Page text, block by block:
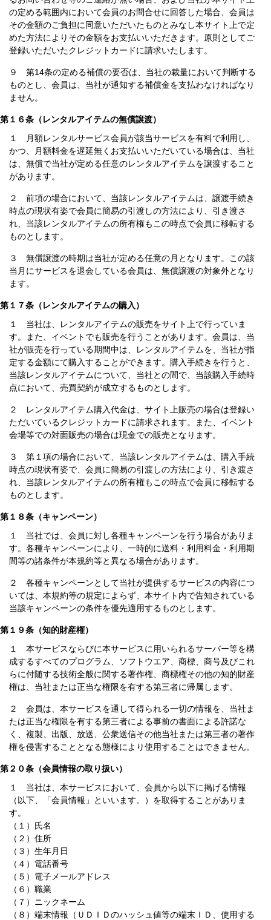
の定める範囲内において会員のお問合せに回答した場合、会員は
その金額のご負担に同意いただいたものとみなし本サイト上で定
めた方法によりその金額をお支払いいただきます。原則としてご
登録いただいたクレジットカードに請求いたします。
９ 第14条の定める補償の要否は、当社の裁量において判断する
ものとし、会員は、当社が通知する補償金を支払わなければなり
ません。
第１６条（レンタルアイテムの無償譲渡）
１ 月額レンタルサービス会員が該当サービスを有料で利用し、
かつ、月額料金を遅延無くお支払いいただいている場合は、当社
は、無償で当社が定める任意のレンタルアイテムを譲渡すること
があります。
２ 前項の場合において、当該レンタルアイテムは、譲渡手続き
時点の現状有姿で会員に簡易の引渡しの方法により、引き渡さ
れ、当該レンタルアイテムの所有権もこの時点で会員に移転する
ものとします。
３ 無償譲渡の時期は当社が定める任意の月となります。この該
当月にサービスを退会している会員は、無償譲渡の対象外となり
ます。
第１７条（レンタルアイテムの購入）
１ 当社は、レンタルアイテムの販売をサイト上で行っていま
す。また、イベントでも販売を行うことがあります。会員は、当
社が販売を行っている期間中は、レンタルアイテムを、当社が指
定する金額にて購入することができます。購入手続きを行うと、
当該レンタルアイテムについて、当社との間で、当該購入手続時
点において、売買契約が成立するものとします。
２ レンタルアイテム購入代金は、サイト上販売の場合は登録い
ただいているクレジットカードに請求されます。また、イベント
会場等での対面販売の場合は現金での販売となります。
３ 第１項の場合において、当該レンタルアイテムは、購入手続
時点の現状有姿で、会員に簡易の引渡しの方法により、引き渡さ
れ、当該レンタルアイテムの所有権もこの時点で会員に移転する
ものとします。
第１８条（キャンペーン）
１ 当社では、会員に対し各種キャンペーンを行う場合がありま
す。各種キャンペーンにより、一時的に送料・利用料金・利用期
間等の諸条件が本規約等と異なる場合があります。
２ 各種キャンペーンとして当社が提供するサービスの内容につ
いては、本規約等の規定によらず、本サイト内で告知されている
当該キャンペーンの条件を優先適用するものとします。
第１９条（知的財産権）
１ 本サービスならびに本サービスに用いられるサーバー等を構
成するすべてのプログラム、ソフトウエア、商標、商号及びこれ
らに付随する技術全般に関する著作権、商標権その他の知的財産
権は、当社または正当な権限を有する第三者に帰属します。
２ 会員は、本サービスを通して得られる一切の情報を、当社ま
たは正当な権限を有する第三者による事前の書面による許諾な
く、複製、出版、放送、公衆送信その他当社または第三者の著作
権を侵害することとなる態様により使用することはできません。
第２０条（会員情報の取り扱い）
１ 当社は、本サービスにおいて、会員から以下に掲げる情報
（以下、「会員情報」といいます。）を取得することがありま
す。
（１）氏名
（２）住所
（３）生年月日
（４）電話番号
（５）電子メールアドレス
（６）職業
（７）ニックネーム
（８）端末情報（ＵＤＩＤのハッシュ値等の端末ＩＤ、使用する